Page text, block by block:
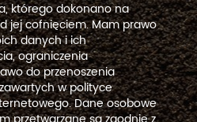
którego dokonano na
jej cofnięciem. Mam prawo
danych i ich
ograniczenia
do przenoszenia
w polityce
Dane osobowe